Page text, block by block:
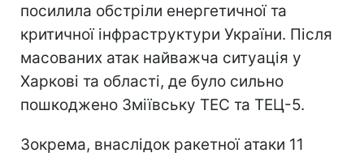
посилила обстріли енергетичної та
критичної інфраструктури України. Після
масованих атак найважча ситуація у
Харкові та області, де було сильно
пошкоджено Зміївську ТЕС та ТЕЦ-5.
Зокрема, внаслідок ракетної атаки 11